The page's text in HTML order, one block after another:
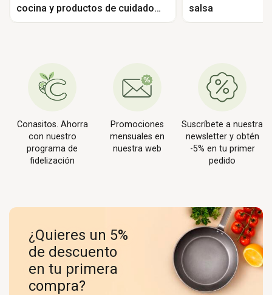
cocina y productos de cuidado
personal
salsa
Conasitos. Ahorra
con nuestro
programa de
fidelización
Promociones
mensuales en
nuestra web
Suscríbete a nuestra
newsletter y obtén
-5% en tu primer
pedido
¿Quieres un 5%
de descuento
en tu primera
compra?